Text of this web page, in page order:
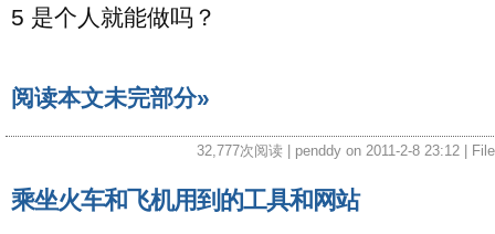
5 是个人就能做吗？
阅读本文未完部分»
32,777次阅读 | penddy on 2011-2-8 23:12 |
乘坐火车和飞机用到的工具和网站